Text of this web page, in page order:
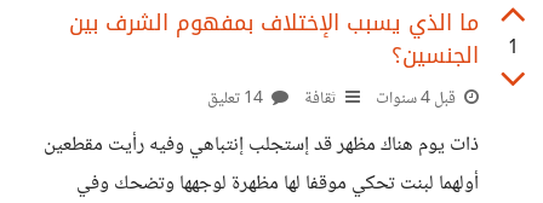
يأتي مغلفاً العود فبعد أن فتحت الغلاف بعبثية رميته وما دريت
إلا بعد دقائق أهمية إبقاءه للمحافظة على العود رطوبته، وكنت
خلال كل فترة إقتنائي العود أبقيه في قدح ماء من الستيل في
الخارج تحت ضوء الشمس لأهويه لأحميه من التعفن وكنت أغرق
رأسه بمقدار يسير بين الحين والآخر من
1
ما الذي يسبب الإختلاف بمفهوم الشرف بين
الجنسين؟
قبل 4 سنوات ثقافة
ذات يوم هناك مظهر قد إستجلب إنتباهي وفيه رأيت مقطعين
أولهما لبنت تحكي موقفا لها مظهرة لوجهها وتضحك وفي